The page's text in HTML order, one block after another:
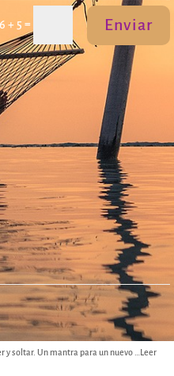
6 + 5 = Enviar
y soltar. Un mantra para un nuevo … Leer